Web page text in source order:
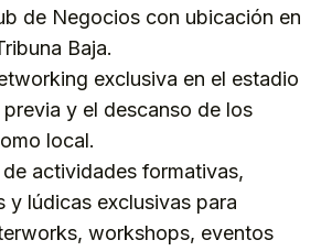
de Negocios con ubicación en
Baja.
exclusiva en el estadio
previa y el descanso de los
local.
de actividades formativas,
y lúdicas exclusivas para
workshops, eventos